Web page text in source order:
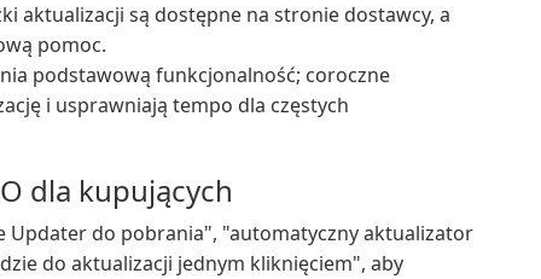
aktualizacji są dostępne na stronie dostawcy, a
pomoc.
podstawową funkcjonalność; coroczne
i usprawniają tempo dla częstych
dla kupujących
Updater do pobrania", "automatyczny aktualizator
do aktualizacji jednym kliknięciem", aby